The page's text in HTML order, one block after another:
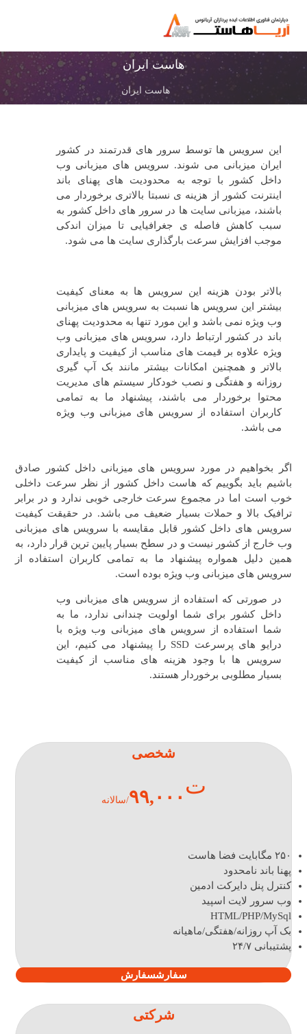
هاست ایران
هاست ایران
این سرویس ها توسط سرور های قدرتمند در کشور
ایران میزبانی می شوند. سرویس های میزبانی وب
داخل کشور با توجه به محدودیت های پهنای باند
اینترنت کشور از هزینه ی نسبتا بالاتری برخوردار می
باشند، میزبانی سایت ها در سرور های داخل کشور به
سبب کاهش فاصله ی جغرافیایی تا میزان اندکی
موجب افزایش سرعت بارگذاری سایت ها می شود.
بالاتر بودن هزینه این سرویس ها به معنای کیفیت
بیشتر این سرویس ها نسبت به سرویس های میزبانی
وب ویژه نمی باشد و این مورد تنها به محدودیت پهنای
باند در کشور ارتباط دارد، سرویس های میزبانی وب
ویژه علاوه بر قیمت های مناسب از کیفیت و پایداری
بالاتر و همچنین امکانات بیشتر مانند بک آپ گیری
روزانه و هفتگی و نصب خودکار سیستم های مدیریت
محتوا برخوردار می باشند، پیشنهاد ما به تمامی
کاربران استفاده از سرویس های میزبانی وب ویژه
می باشد.
اگر بخواهیم در مورد سرویس های میزبانی داخل کشور صادق
باشیم باید بگوییم که هاست داخل کشور از نظر سرعت داخلی
خوب است اما در مجموع سرعت خارجی خوبی ندارد و در برابر
ترافیک بالا و حملات بسیار ضعیف می باشد. در حقیقت کیفیت
سرویس های داخل کشور قابل مقایسه با سرویس های میزبانی
وب خارج از کشور نیست و در سطح بسیار پایین ترین قرار دارد، به
همین دلیل همواره پیشنهاد ما به تمامی کاربران استفاده از
سرویس های میزبانی وب ویژه بوده است.
در صورتی که استفاده از سرویس های میزبانی وب
داخل کشور برای شما اولویت چندانی ندارد، ما به
شما استفاده از سرویس های میزبانی وب ویژه با
درایو های پرسرعت SSD را پیشنهاد می کنیم، این
سرویس ها با وجود هزینه های مناسب از کیفیت
بسیار مطلوبی برخوردار هستند.
شخصی
ت ۹۹,۰۰۰/سالانه
۲۵۰ مگابایت فضا هاست
پهنا باند نامحدود
کنترل پنل دایرکت ادمین
وب سرور لایت اسپید
HTML/PHP/MySql
بک آپ روزانه/هفتگی/ماهیانه
پشتیبانی ۲۴/۷
سفارشسفارش
شرکتی